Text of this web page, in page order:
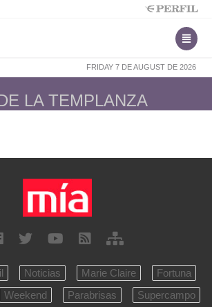
FRIDAY 7 DE AUGUST DE 2026
LA TEMPLANZA
Noticias Marie Claire
Fortuna
Weekend Parabrisas
Supercampo